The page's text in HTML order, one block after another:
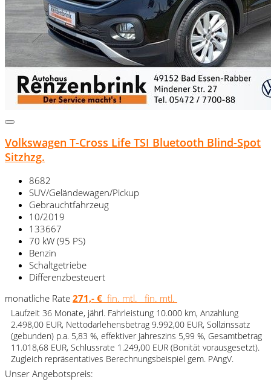
Volkswagen T-Cross Life TSI Bluetooth Blind-Spot
Sitzhzg.
8682
SUV/Geländewagen/Pickup
Gebrauchtfahrzeug
10/2019
133667
70 kW (95 PS)
Benzin
Schaltgetriebe
Differenzbesteuert
monatliche Rate 271,- € fin. mtl. fin. mtl.
Laufzeit 36 Monate, jährl. Fahrleistung 10.000 km, Anzahlung
2.498,00 EUR, Nettodarlehensbetrag 9.992,00 EUR, Sollzinssatz
(gebunden) p.a. 5,83 %, effektiver Jahreszins 5,99 %, Gesamtbetrag
11.018,68 EUR, Schlussrate 1.249,00 EUR (Bonität vorausgesetzt).
Zugleich repräsentatives Berechnungsbeispiel gem. PAngV.
Unser Angebotspreis: